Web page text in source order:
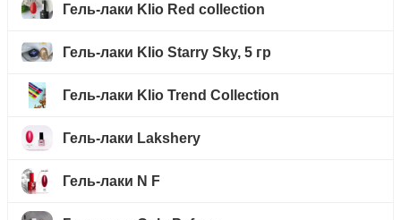
Гель-лаки Klio Red collection
Гель-лаки Klio Starry Sky, 5 гр
Гель-лаки Klio Trend Collection
Гель-лаки Lakshery
Гель-лаки N F